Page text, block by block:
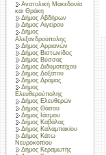
Ανατολική Μακεδονία
και Θράκη
Δήμος Αβδήρων
Δήμος Αιγείρου
Δήμος
Αλεξανδρούπολης
Δήμος Αρριανών
Δήμος Βιστωνίδος
Δήμος Βύσσας
Δήμος Διδυμοτείχου
Δήμος Δοξάτου
Δήμος Δράμας
Δήμος
Ελευθερούπολης
Δήμος Ελευθερών
Δήμος Θάσου
Δήμος Ιάσμου
Δήμος Καβάλας
Δήμος Καλαμπακίου
Δήμος Κάτω
Νευροκοπίου
Δήμος Κεραμωτής